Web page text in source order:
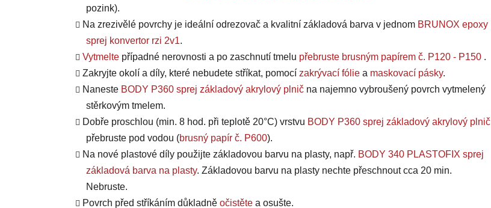
pozink).
Na zrezivělé povrchy je ideální odrezovač a kvalitní základová barva v jednom BRUNOX epoxy
sprej konvertor rzi 2v1.
Vytmelte případné nerovnosti a po zaschnutí tmelu přebruste brusným papírem č. P120 - P150 .
Zakryjte okolí a díly, které nebudete stříkat, pomocí zakrývací fólie a maskovací pásky.
Naneste BODY P360 sprej základový akrylový plnič na najemno vybroušený povrch vytmelený
stěrkovým tmelem.
Dobře proschlou (min. 8 hod. při teplotě 20°C) vrstvu BODY P360 sprej základový akrylový plnič
přebruste pod vodou (brusný papír č. P600).
Na nové plastové díly použijte základovou barvu na plasty, např. BODY 340 PLASTOFIX sprej
základová barva na plasty. Základovou barvu na plasty nechte přeschnout cca 20 min.
Nebruste.
Povrch před stříkáním důkladně očistěte a osušte.